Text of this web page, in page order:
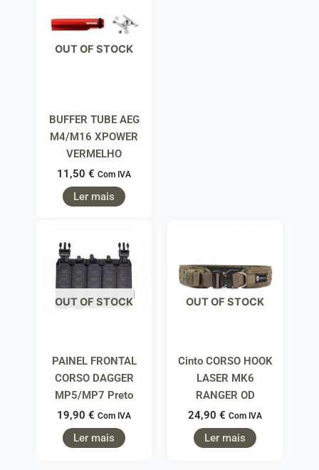
OUT OF STOCK
BUFFER TUBE AEG
M4/M16 XPOWER
VERMELHO
11,50 € Com IVA
Ler mais
OUT OF STOCK
PAINEL FRONTAL
CORSO DAGGER
MP5/MP7 Preto
19,90 € Com IVA
Ler mais
OUT OF STOCK
Cinto CORSO HOOK
LASER MK6
RANGER OD
24,90 € Com IVA
Ler mais